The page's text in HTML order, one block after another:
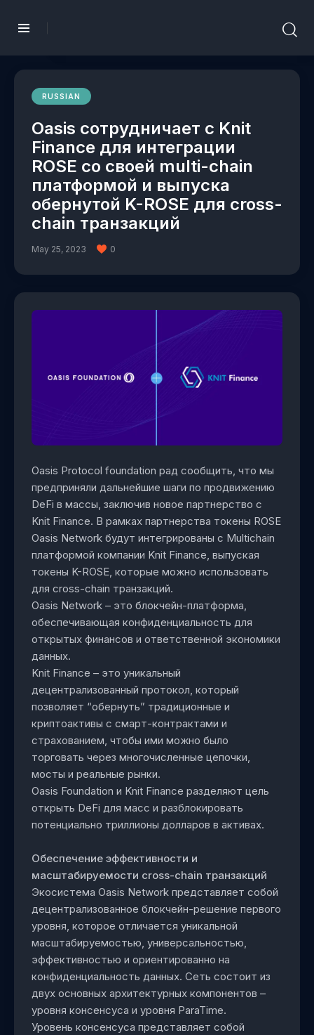
RUSSIAN
Oasis сотрудничает с Knit
Finance для интеграции
ROSE со своей multi-chain
платформой и выпуска
обернутой K-ROSE для cross-
chain транзакций
May 25, 2023 0
Oasis Protocol foundation рад сообщить, что мы
предприняли дальнейшие шаги по продвижению
DeFi в массы, заключив новое партнерство с
Knit Finance. В рамках партнерства токены ROSE
Oasis Network будут интегрированы с Multichain
платформой компании Knit Finance, выпуская
токены K-ROSE, которые можно использовать
для cross-chain транзакций.
Oasis Network – это блокчейн-платформа,
обеспечивающая конфиденциальность для
открытых финансов и ответственной экономики
данных.
Knit Finance – это уникальный
децентрализованный протокол, который
позволяет “обернуть” традиционные и
криптоактивы c смарт-контрактами и
страхованием, чтобы ими можно было
торговать через многочисленные цепочки,
мосты и реальные рынки.
Oasis Foundation и Knit Finance разделяют цель
открыть DeFi для масс и разблокировать
потенциально триллионы долларов в активах.
Обеспечение эффективности и
масштабируемости cross-chain транзакций
Экосистема Oasis Network представляет собой
децентрализованное блокчейн-решение первого
уровня, которое отличается уникальной
масштабируемостью, универсальностью,
эффективностью и ориентированно на
конфиденциальность данных. Сеть состоит из
двух основных архитектурных компонентов –
уровня консенсуса и уровня ParaTime.
Уровень консенсуса представляет собой